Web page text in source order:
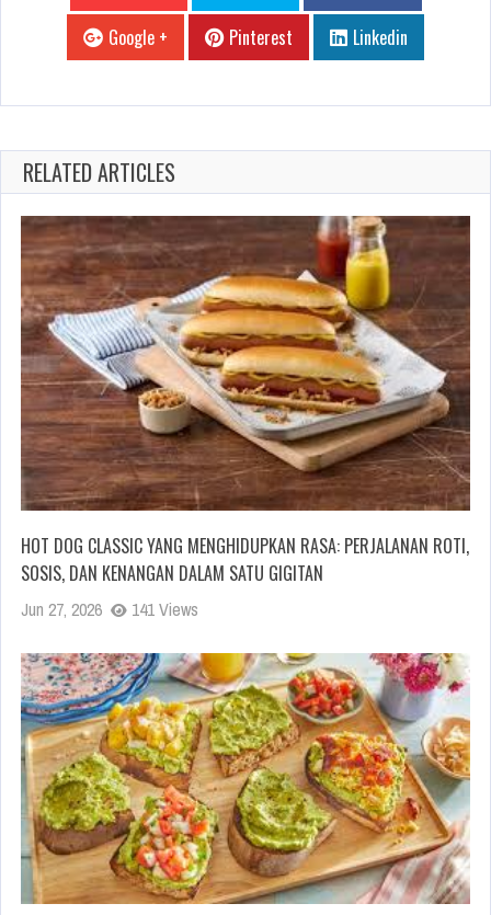
Google +
Pinterest Linkedin
RELATED ARTICLES
HOT DOG CLASSIC YANG MENGHIDUPKAN RASA: PERJALANAN ROTI,
SOSIS, DAN KENANGAN DALAM SATU GIGITAN
Jun 27, 2026 141 Views